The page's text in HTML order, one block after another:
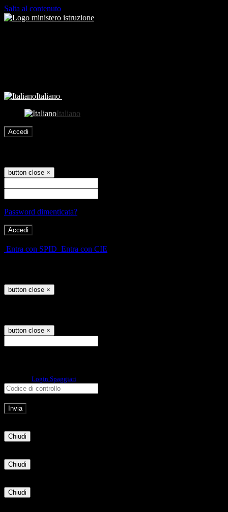
Salta al contenuto
Italiano
Italiano
Accedi
button close ×
Password dimenticata?
Entra con SPID Entra con CIE
button close ×
button close ×
Login Spaggiari
Chiudi
Chiudi
Chiudi